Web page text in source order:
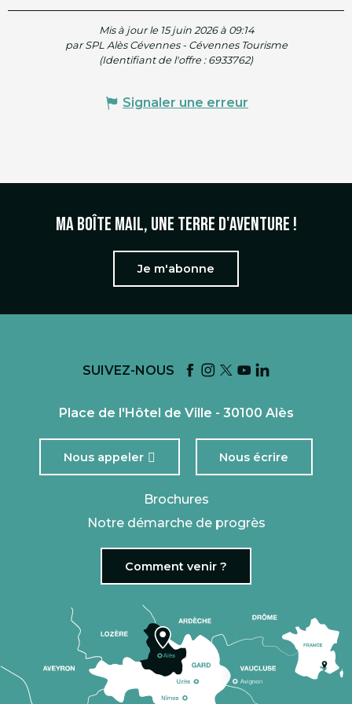
Mis à jour le 15 juin 2026 à 09:14
par SPL Alès Cévennes - Cévennes Tourisme
(Identifiant de l'offre : 6933762)
Signaler une erreur
Ma boîte mail, une terre d'aventure !
Je m'abonne
SUIVEZ-NOUS
Place de l'Hôtel de Ville - 30100 Alès
Nous appeler Nous écrire
Brochures
Notre démarche de progrès
Comment venir ?